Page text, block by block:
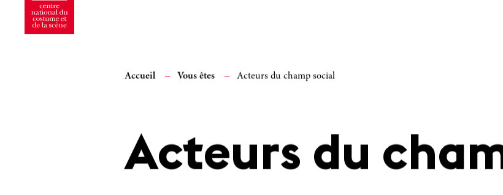
Accueil Vous êtes Acteurs du champ social
Acteurs du